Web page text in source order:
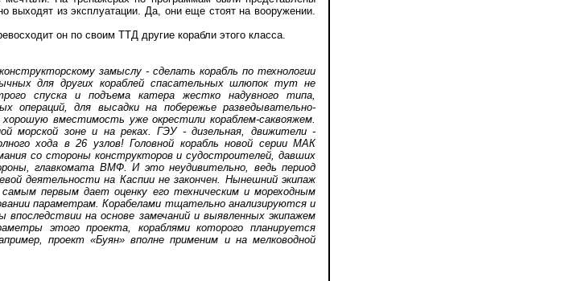
выходят из эксплуатации. Да, они еще стоят на вооружении.
он по своим ТТД другие корабли этого класса.
замыслу - сделать корабль по технологии
для других кораблей спасательных шлюпок тут не
спуска и подъема катера жестко надувного типа,
операций, для высадки на побережье разведывательно-
вместимость уже окрестили кораблем-саквояжем.
морской зоне и на реках. ГЭУ - дизельная, движители -
хода в 26 узлов! Головной корабль новой серии МАК
со стороны конструкторов и судостроителей, давших
главкомата ВМФ. И это неудивительно, ведь период
деятельности на Каспии не закончен. Нынешний экипаж
самым первым дает оценку его техническим и мореходным
параметрам. Корабелами тщательно анализируются и
на основе замечаний и выявленных экипажем
этого проекта, кораблями которого планируется
проект «Буян» вполне применим и на мелководной